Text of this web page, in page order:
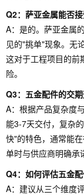
Q2：萨亚金属能否接
A：是的。萨亚金属
见的"挑单"现象。无
这对于工程项目的前
险。
Q3：五金配件的交期
A：根据产品复杂度
能3-7天交付，复杂
快"的特色，通常能
单时与供应商明确承
Q4：如何评估五金
A：建议从三个维度